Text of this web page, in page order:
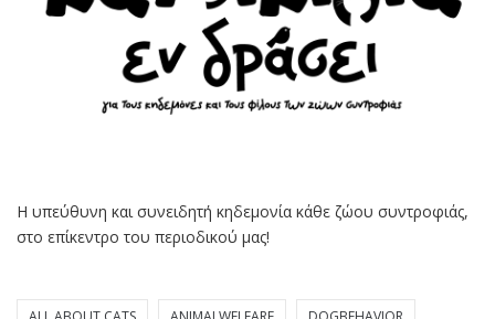
Η υπεύθυνη και συνειδητή κηδεμονία κάθε ζώου συντροφιάς,
στο επίκεντρο του περιοδικού μας!